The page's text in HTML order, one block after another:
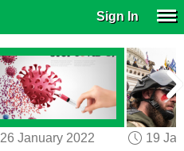
Sign In
26 January 2022
19